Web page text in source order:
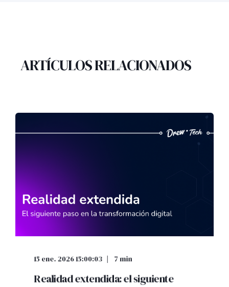
ARTÍCULOS RELACIONADOS
15 ene. 2026 15:00:03 7 min
Realidad extendida: el siguiente